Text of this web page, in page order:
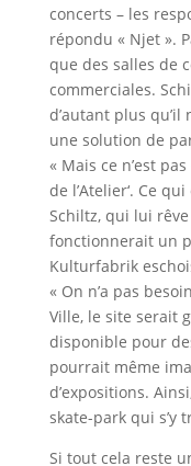
concerts – les
répondu « Njet ».
que des salles de
commerciales.
d’autant plus qu’il
une solution de
« Mais ce n’est
de l’Atelier‘. Ce
Schiltz, qui lui
fonctionnerait un
Kulturfabrik
« On n’a pas
Ville, le site serait
disponible pour
pourrait même
d’expositions.
skate-park qui s’y
Si tout cela reste